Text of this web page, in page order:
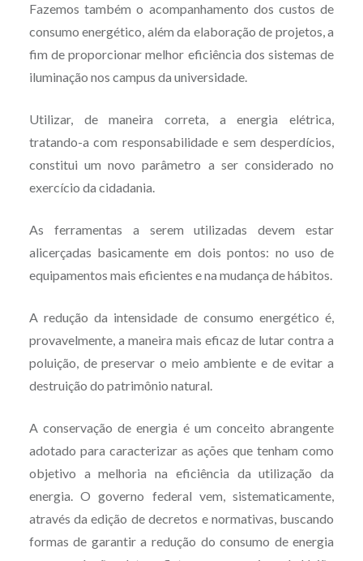
Fazemos também o acompanhamento dos custos de
consumo energético, além da elaboração de projetos, a
fim de proporcionar melhor eficiência dos sistemas de
iluminação nos campus da universidade.
Utilizar, de maneira correta, a energia elétrica,
tratando-a com responsabilidade e sem desperdícios,
constitui um novo parâmetro a ser considerado no
exercício da cidadania.
As ferramentas a serem utilizadas devem estar
alicerçadas basicamente em dois pontos: no uso de
equipamentos mais eficientes e na mudança de hábitos.
A redução da intensidade de consumo energético é,
provavelmente, a maneira mais eficaz de lutar contra a
poluição, de preservar o meio ambiente e de evitar a
destruição do patrimônio natural.
A conservação de energia é um conceito abrangente
adotado para caracterizar as ações que tenham como
objetivo a melhoria na eficiência da utilização da
energia. O governo federal vem, sistematicamente,
através da edição de decretos e normativas, buscando
formas de garantir a redução do consumo de energia